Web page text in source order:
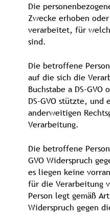
Die
Zwecke erhoben
verarbeitet, für
sind.
Die betroffene
auf die sich die
Buchstabe a DS-GVO
DS-GVO stützte, und
anderweitigen
Verarbeitung.
Die betroffene
GVO Widerspruch
es liegen keine
für die Verarbeitung
Person legt gemäß
Widerspruch gegen